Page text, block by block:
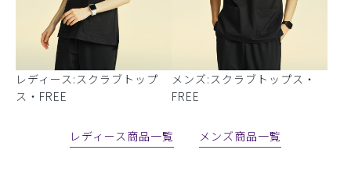
レディース:スクラブトップ
ス・FREE
メンズ:スクラブトップス・
FREE
レディース商品一覧 メンズ商品一覧